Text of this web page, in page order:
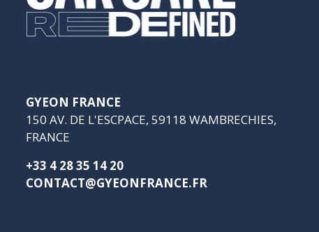
GYEON FRANCE
150 AV. DE L'ESCPACE, 59118 WAMBRECHIES,
FRANCE
+33 4 28 35 14 20
CONTACT@GYEONFRANCE.FR